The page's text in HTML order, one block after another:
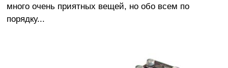
много очень приятных вещей, но обо всем по
порядку...